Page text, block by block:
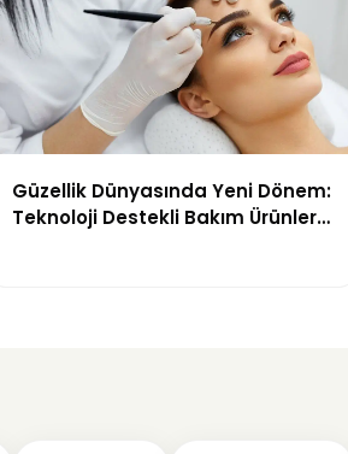
Güzellik Dünyasında Yeni Dönem:
Teknoloji Destekli Bakım Ürünleri